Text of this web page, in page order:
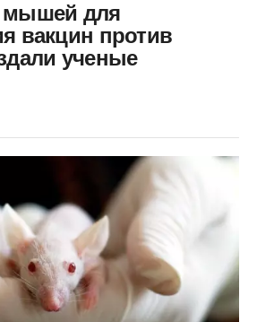
мышей для
вакцин против
ученые